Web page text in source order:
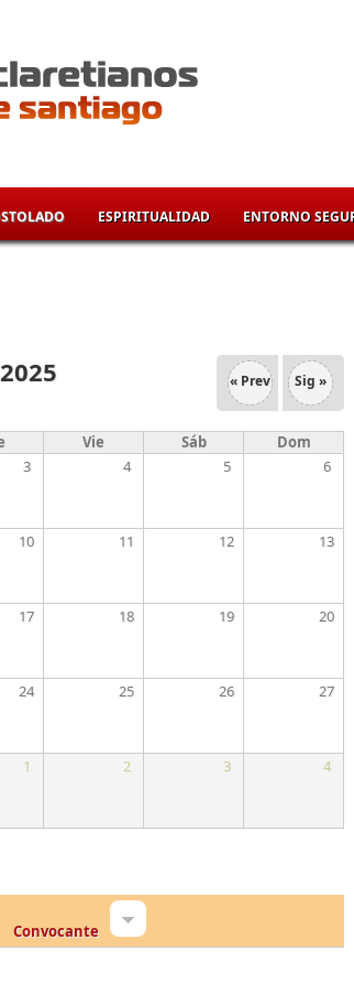
ESPIRITUALIDAD ENTORNO
« Prev Sig »
Vie Sáb
Dom
3 4 5 6
10 11 12 13
17 18 19 20
24 25 26 27
1 2 3 4
Convocante